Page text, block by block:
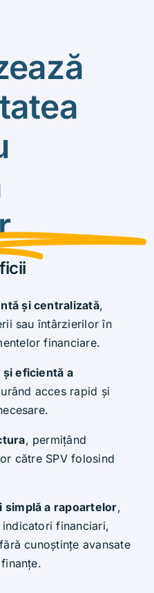
și centralizată,
sau întârzierilor în
financiare.
și eficientă a
acces rapid și
, permițând
către SPV folosind
simplă a rapoartelor,
financiari,
cunoștințe avansate